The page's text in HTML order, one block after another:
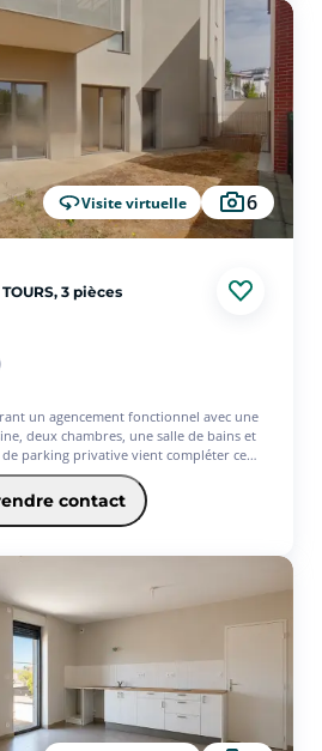
Mettray
Prix du m² Parçay-
Riche
Prix du m²
du m² Saint-Avertin-
Loire
Prix du m²
-
Prix du m² Saint-
Saint-Pierre-des-
-Prix du
Villandry
Visite virtuelle 6
3 pièces
un agencement fonctionnel avec une
deux chambres, une salle de bains et
de parking privative vient compléter ce
des commerces, des transports en
Equilibre de
votre loyer à partir de 788.2? (offre
facultatif - Conditions
contact